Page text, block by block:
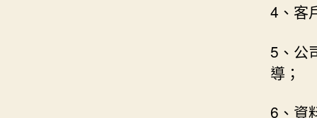
4、客
5、公
導；
6、資